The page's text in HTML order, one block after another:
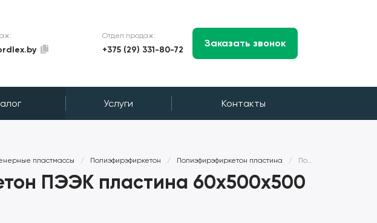
Отдел продаж:
+375 (29) 331-80-72
Заказать звонок
Услуги Контакты
пластмассы / Полиэфирэфиркетон / Полиэфирэфиркетон пластина / Полиэфирэфиркетон ПЭЭК пластина 60x500x500 мм TECAPEEK
ПЭЭК пластина 60x500x500